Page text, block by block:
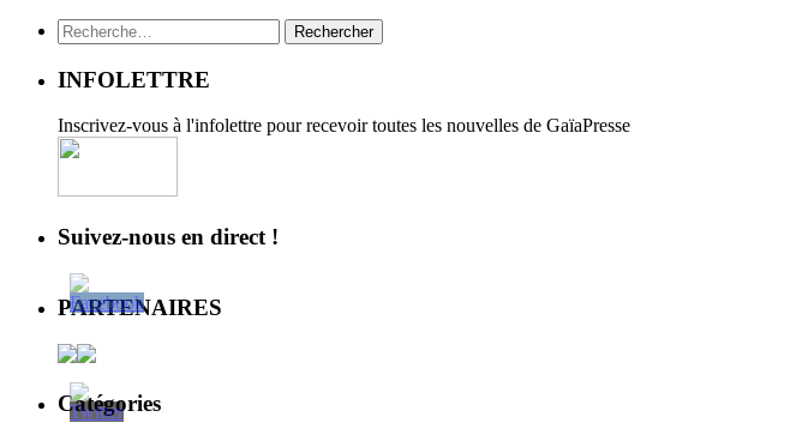
Rechercher :
INFOLETTRE
Inscrivez-vous à l'infolettre pour recevoir toutes les nouvelles de GaïaPresse
Suivez-nous en direct !
PARTENAIRES
Catégories